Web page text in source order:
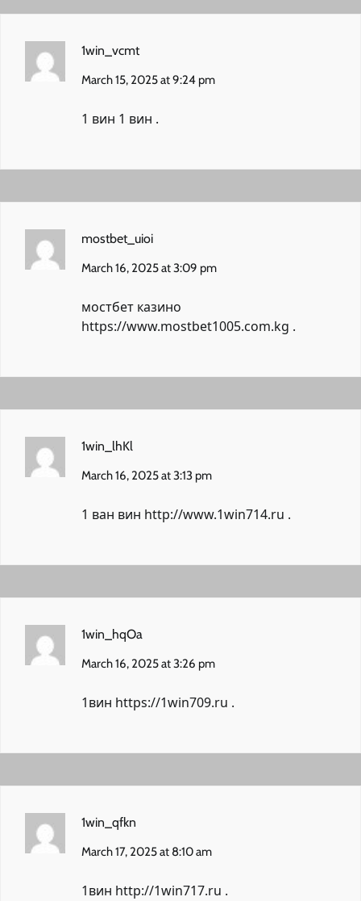
1win_vcmt
March 15, 2025 at 9:24 pm
1 вин 1 вин .
mostbet_uioi
March 16, 2025 at 3:09 pm
мостбет казино
https://www.mostbet1005.com.kg .
1win_lhKl
March 16, 2025 at 3:13 pm
1 ван вин http://www.1win714.ru .
1win_hqOa
March 16, 2025 at 3:26 pm
1вин https://1win709.ru .
1win_qfkn
March 17, 2025 at 8:10 am
1вин http://1win717.ru .